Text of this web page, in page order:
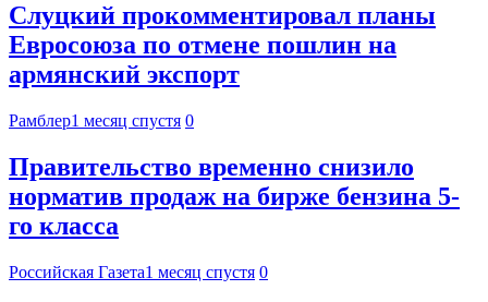
Слуцкий прокомментировал планы
Евросоюза по отмене пошлин на
армянский экспорт
Рамблер1 месяц спустя 0
Правительство временно снизило
норматив продаж на бирже бензина 5-
го класса
Российская Газета1 месяц спустя 0